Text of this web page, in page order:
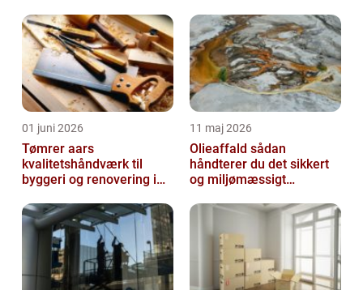
01 juni 2026
Tømrer aars
kvalitetshåndværk til
byggeri og renovering i
11 maj 2026
Olieaffald sådan
håndterer du det sikkert
og miljømæssigt